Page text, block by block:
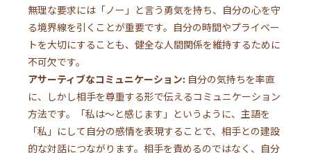
無理な要求には「ノー」と言う勇気を持ち、自分の心を守
る境界線を引くことが重要です。自分の時間やプライベー
トを大切にすることも、健全な人間関係を維持するために
不可欠です。
アサーティブなコミュニケーション: 自分の気持ちを率直
に、しかし相手を尊重する形で伝えるコミュニケーション
方法です。「私は〜と感じます」というように、主語を
「私」にして自分の感情を表現することで、相手との建設
的な対話につながります。相手を責めるのではなく、自分